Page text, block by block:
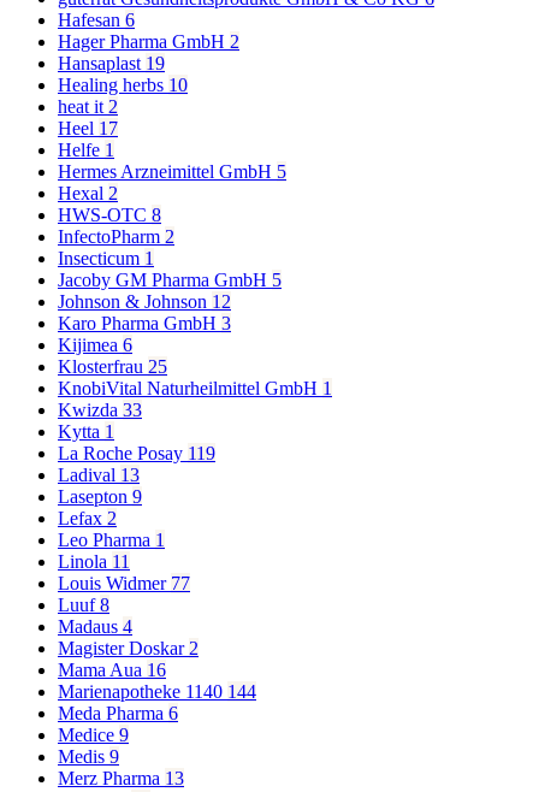
Hafesan 6
Hager Pharma GmbH 2
Hansaplast 19
Healing herbs 10
heat it 2
Heel 17
Helfe 1
Hermes Arzneimittel GmbH 5
Hexal 2
HWS-OTC 8
InfectoPharm 2
Insecticum 1
Jacoby GM Pharma GmbH 5
Johnson & Johnson 12
Karo Pharma GmbH 3
Kijimea 6
Klosterfrau 25
KnobiVital Naturheilmittel GmbH 1
Kwizda 33
Kytta 1
La Roche Posay 119
Ladival 13
Lasepton 9
Lefax 2
Leo Pharma 1
Linola 11
Louis Widmer 77
Luuf8
Madaus 4
Magister Doskar 2
Mama Aua 16
Marienapotheke 1140 144
Meda Pharma 6
Medice 9
Medis 9
Merz Pharma 13